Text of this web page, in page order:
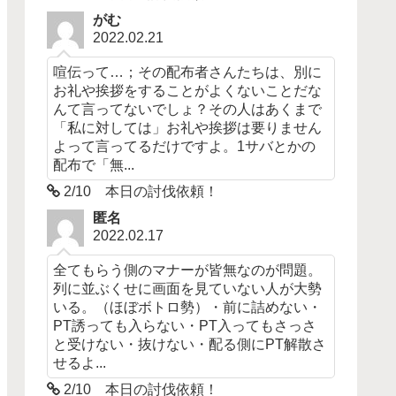
がむ
2022.02.21
喧伝って…；その配布者さんたちは、別に
お礼や挨拶をすることがよくないことだな
んて言ってないでしょ？その人はあくまで
「私に対しては」お礼や挨拶は要りません
よって言ってるだけですよ。1サバとかの
配布で「無...
2/10 本日の討伐依頼！
匿名
2022.02.17
全てもらう側のマナーが皆無なのが問題。
列に並ぶくせに画面を見ていない人が大勢
いる。（ほぼボトロ勢）・前に詰めない・
PT誘っても入らない・PT入ってもさっさ
と受けない・抜けない・配る側にPT解散さ
せるよ...
2/10 本日の討伐依頼！